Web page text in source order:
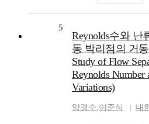
5
Reynolds수와
동 박리점의 거
Study of Flow
Reynolds Number
Variations)
양경수,이준식 대